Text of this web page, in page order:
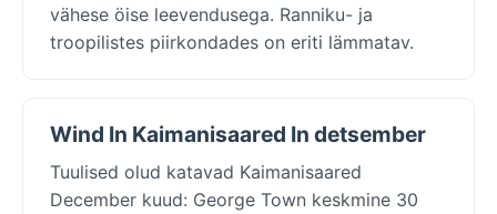
vähese öise leevendusega. Ranniku- ja
troopilistes piirkondades on eriti lämmatav.
Wind In Kaimanisaared In detsember
Tuulised olud katavad Kaimanisaared
December kuud: George Town keskmine 30